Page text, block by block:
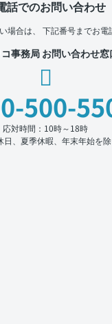
話でのお問い合わせ
場合は、 下記番号までお電
事務局 お問い合わせ窓
500-
応対時間：10時～18時
日、夏季休暇、年末年始を除